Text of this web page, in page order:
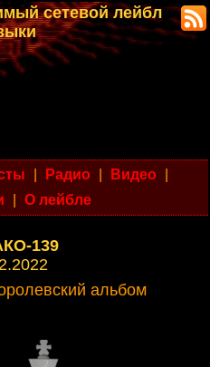
сетевой лейбл
Радио Видео
О лейбле
139
альбом